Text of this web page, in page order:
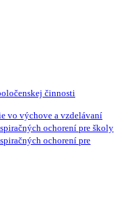
činnosti
vo výchove a vzdelávaní
ochorení pre školy
ochorení pre